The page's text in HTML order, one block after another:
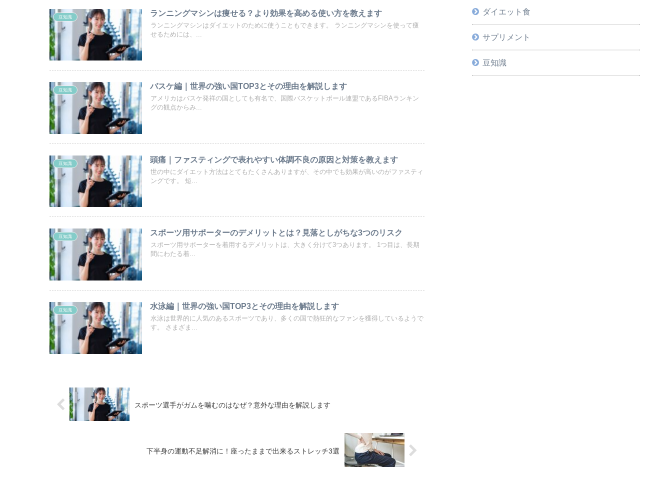
豆知識 ランニングマシンは痩せる？より効果を高める使い方を教えます
ランニングマシンはダイエットのために使うこともできます。 ランニングマシンを使って痩
せるためには、...
豆知識 バスケ編｜世界の強い国TOP3とその理由を解説します
アメリカはバスケ発祥の国としても有名で、国際バスケットボール連盟であるFIBAランキン
グの観点からみ...
豆知識 頭痛｜ファスティングで表れやすい体調不良の原因と対策を教えます
世の中にダイエット方法はとてもたくさんありますが、その中でも効果が高いのがファスティ
ングです。 短...
豆知識 スポーツ用サポーターのデメリットとは？見落としがちな3つのリスク
スポーツ用サポーターを着用するデメリットは、大きく分けて3つあります。 1つ目は、長期
間にわたる着...
豆知識 水泳編｜世界の強い国TOP3とその理由を解説します
水泳は世界的に人気のあるスポーツであり、多くの国で熱狂的なファンを獲得しているようで
す。 さまざま...
スポーツ選手がガムを噛むのはなぜ？意外な理由を解説します
下半身の運動不足解消に！座ったままで出来るストレッチ3選
ダイエット食
サプリメント
豆知識